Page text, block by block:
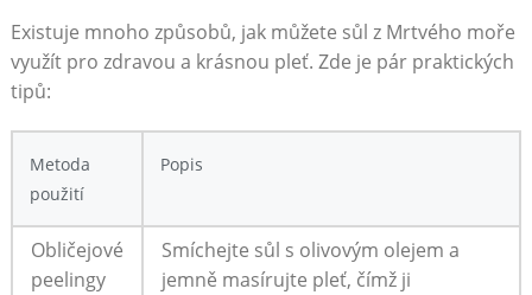
Existuje mnoho způsobů, jak můžete sůl z Mrtvého moře⁢
využít ​pro zdravou a krásnou pleť. Zde je pár ​praktických
⁢tipů:
Metoda
použití
Popis
Obličejové
peelingy
Smíchejte sůl s olivovým olejem a
jemně masírujte pleť, čímž ji